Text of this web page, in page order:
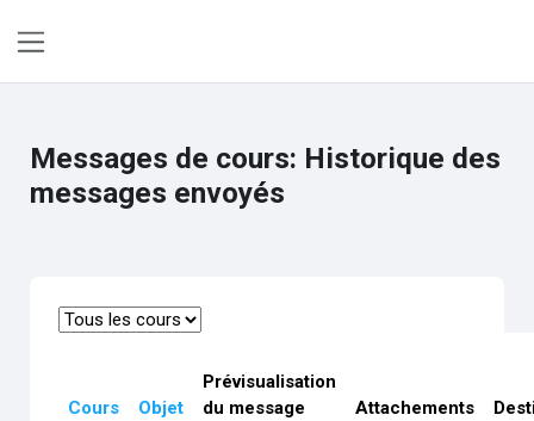
Messages de cours: Historique des
messages envoyés
Cours Objet
Prévisualisation
du message
Attachements